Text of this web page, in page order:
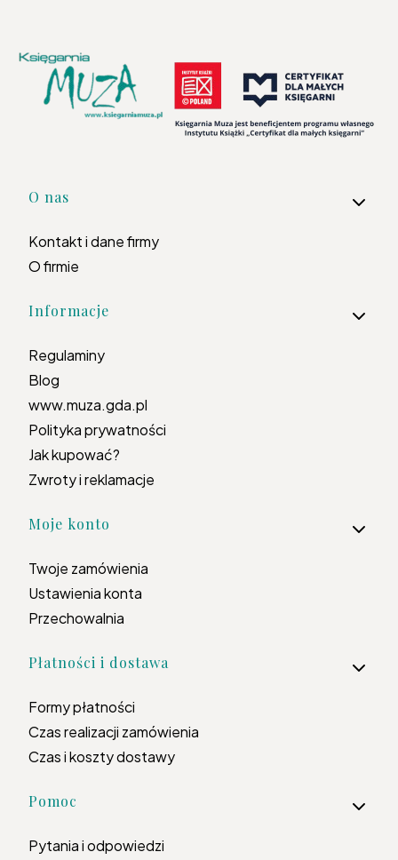
Linki w stopce
O nas
Kontakt i dane firmy
O firmie
Informacje
Regulaminy
Blog
www.muza.gda.pl
Polityka prywatności
Jak kupować?
Zwroty i reklamacje
Moje konto
Twoje zamówienia
Ustawienia konta
Przechowalnia
Płatności i dostawa
Formy płatności
Czas realizacji zamówienia
Czas i koszty dostawy
Pomoc
Pytania i odpowiedzi